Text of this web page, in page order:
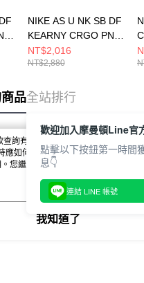
NIKE AS U NK SB DF
KEARNY CRGO PNT
男女 長褲 FV7348355
NT$2,016
NT$2,880
品全站排行
詢有關本網站使用 cookie 方式之詳
應如何變更電腦的 cookie 設定，請
您繼續使用本網站即表示您同意本
cookie。
我知道了
歡迎加入摩曼頓Line官
點擊以下按鈕第一時間
息👇
連結 LINE 帳號